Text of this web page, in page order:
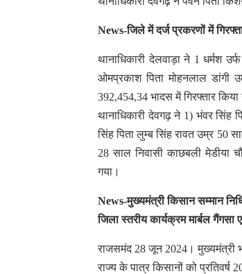
News-जिले में दर्ज प्रकरणों में
थानाधिकारी देलवाड़ा ने 1 धर्मश
ओमप्रकाश पिता मोहनलाल डांगी
392,454,34 भादस में गिरफ्तार किया
थानाधिकारी देवगढ़ ने 1) भंवर सिंह
सिंह पिता लुम्ब सिंह रावत उम्र 50
28 साल निवासी काछबली मेडीया
गया।
News-मुख्यमंत्री किसान सम्मान
जिला स्तरीय कार्यक्रम मार्बल
राजसमंद 28 जून 2024। मुख्यमंत्री
राज्य के पात्र किसानों को प्रतिवर्ष